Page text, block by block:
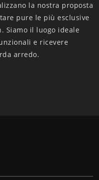
la nostra proposta
pure le più esclusive
Siamo il luogo ideale
e ricevere
arredo.